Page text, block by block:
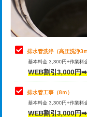
業）
排水管工事（排水管工
排水管工事（追加 排
え）
マス交換（土の掘削・
マス交換（深さ50㎝未
マス交換（深さ50㎝以
止水・漏水調査・防水
理・調整・分解・加工
止水・漏水調査・防水
理・調整・分解・加工
止水・漏水調査・防水
理・調整・分解・加工
その他部品の脱着
交換・取付（タンク）
排水管洗浄（高圧洗浄3
基本料金 3,300円+作業料
WEB割引3,000円
排水管工事（8ｍ）
基本料金 3,300円+作業料
WEB割引3,000円